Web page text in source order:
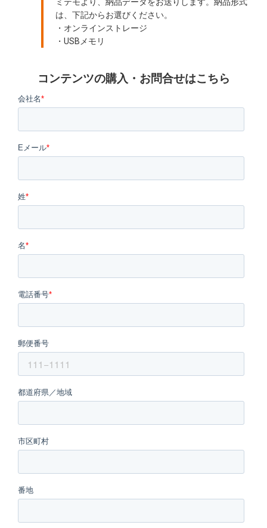
は、下記からお選びください。
・オンラインストレージ
・USBメモリ
コンテンツの購入・お問合せはこちら